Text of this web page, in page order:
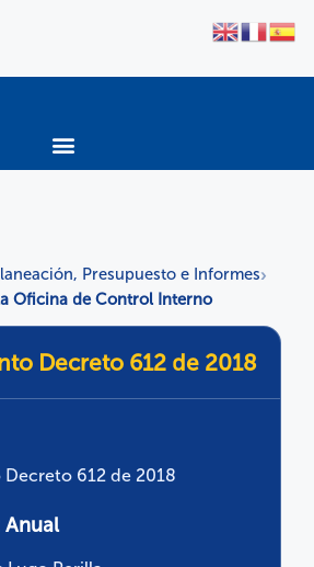
Presupuesto e Informes›
Oficina de Control Interno
Decreto 612 de 2018
612 de 2018
Anual